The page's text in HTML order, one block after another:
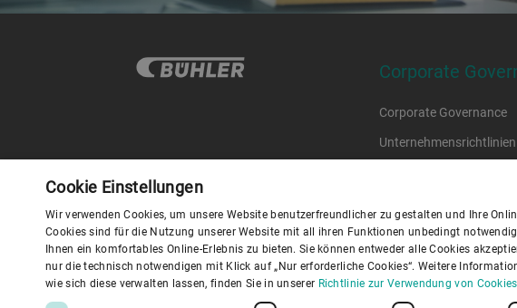
Corporate
Corporate Governance
Unternehmensrichtlinien
Datenschutzrichtlinie
Informationssicherheit
Cookie Einstellungen
Wir verwenden Cookies, um unsere Website benutzerfreundlicher zu gestalten und Ihre
Cookies sind für die Nutzung unserer Website mit all ihren Funktionen unbedingt
Ihnen ein komfortables Online-Erlebnis zu bieten. Sie können entweder alle Cookies
nur die technisch notwendigen mit Klick auf „Nur erforderliche Cookies“. Weitere
wie sich diese verwalten lassen, finden Sie in unserer Richtlinie zur Verwendung von Cookies